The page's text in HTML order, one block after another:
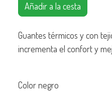
Añadir a la cesta
Guantes térmicos y con
incrementa el confort y
Color negro